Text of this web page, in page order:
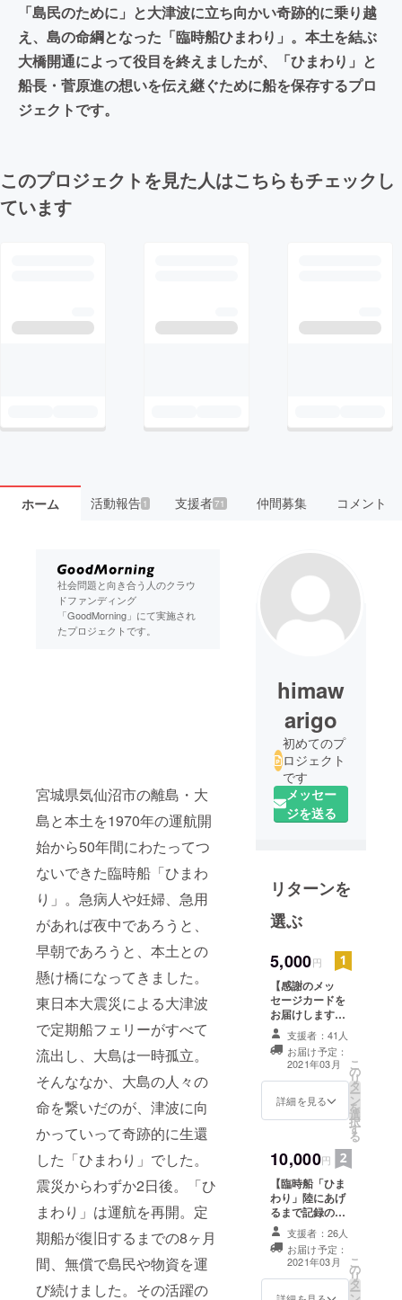
「島民のために」と大津波に立ち向かい奇跡的に乗り越
え、島の命綱となった「臨時船ひまわり」。本土を結ぶ
大橋開通によって役目を終えましたが、「ひまわり」と
船長・菅原進の想いを伝え継ぐために船を保存するプロ
ジェクトです。
このプロジェクトを見た人はこちらもチェックし
ています
ホーム 活動報告1 支援者71 仲間募集 コメント
社会問題と向き合う人のクラウ
ドファンディング
「GoodMorning」にて実施され
たプロジェクトです。
宮城県気仙沼市の離島・大
島と本土を1970年の運航開
始から50年間にわたってつ
ないできた臨時船「ひまわ
り」。急病人や妊婦、急用
があれば夜中であろうと、
早朝であろうと、本土との
懸け橋になってきました。
東日本大震災による大津波
で定期船フェリーがすべて
流出し、大島は一時孤立。
そんななか、大島の人々の
命を繋いだのが、津波に向
かっていって奇跡的に生還
した「ひまわり」でした。
震災からわずか2日後。「ひ
まわり」は運航を再開。定
期船が復旧するまでの8ヶ月
間、無償で島民や物資を運
び続けました。その活躍の
himaw
arigo
初めてのプ
ロジェクト
です
メッセー
ジを送る
リターンを
選ぶ
5,000円
【感謝のメッ
セージカードを
お届けします
（郵送での発送
となります）】
■臨時船「ひまわ
り」を保存する
会代表と船長菅
原進より感謝の
支援者：41人
お届け予定：
2021年03月
詳細を見る
こ
の
リ
タ
ー
ン
を
選
択
す
る
10,000円
【臨時船「ひま
わり」陸にあげ
るまで記録の動
画送信】 ■海か
ら陸に揚げ、臨
時船「ひまわ
り」保管館とな
る場所へ固定す
支援者：26人
お届け予定：
2021年03月
こ
の
リ
タ
ー